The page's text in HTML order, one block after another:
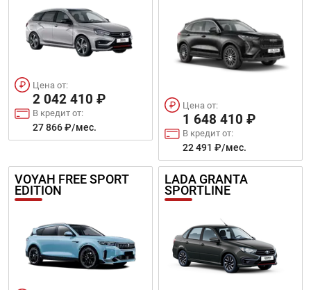
Цена от:
2 042 410 ₽
В кредит от:
27 866 ₽/мес.
Цена от:
1 648 410 ₽
В кредит от:
22 491 ₽/мес.
VOYAH FREE SPORT
EDITION
LADA GRANTA
SPORTLINE